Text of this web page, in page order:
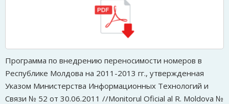
Программа по внедрению переносимости номеров в
Республике Молдова на 2011-2013 гг., утвержденная
Указом Министерства Информационных Технологий и
Связи № 52 от 30.06.2011 //Monitorul Oficial al R. Moldova №